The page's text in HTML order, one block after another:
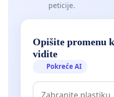
peticije.
Opišite promenu
vidite
Pokreće AI